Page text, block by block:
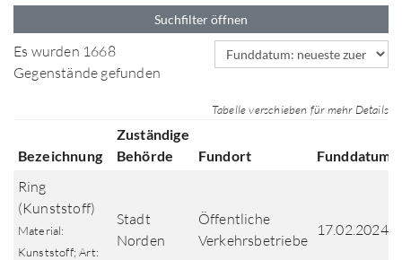
Suchfilter öffnen
Es wurden 1668
Gegenstände gefunden
Sortierfeld
Tabelle verschieben für mehr Details
Bezeichnung
Zuständige
Behörde
Fundort Funddatum
Ring
(Kunststoff)
Material:
Kunststoff; Art:
Stadt
Norden
Öffentliche
Verkehrsbetriebe
17.02.2024